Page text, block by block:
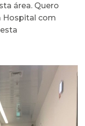
área. Quero
Hospital com